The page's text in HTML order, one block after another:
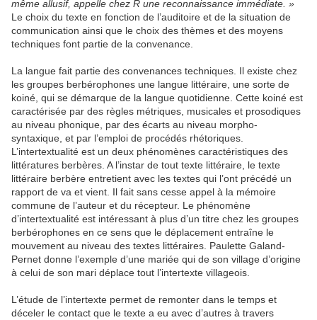
même allusif, appelle chez R une reconnaissance immédiate. »
Le choix du texte en fonction de l’auditoire et de la situation de
communication ainsi que le choix des thèmes et des moyens
techniques font partie de la convenance.
La langue fait partie des convenances techniques. Il existe chez
les groupes berbérophones une langue littéraire, une sorte de
koiné, qui se démarque de la langue quotidienne. Cette koiné est
caractérisée par des règles métriques, musicales et prosodiques
au niveau phonique, par des écarts au niveau morpho-
syntaxique, et par l’emploi de procédés rhétoriques.
L’intertextualité est un deux phénomènes caractéristiques des
littératures berbères. A l’instar de tout texte littéraire, le texte
littéraire berbère entretient avec les textes qui l’ont précédé un
rapport de va et vient. Il fait sans cesse appel à la mémoire
commune de l’auteur et du récepteur. Le phénomène
d’intertextualité est intéressant à plus d’un titre chez les groupes
berbérophones en ce sens que le déplacement entraîne le
mouvement au niveau des textes littéraires. Paulette Galand-
Pernet donne l’exemple d’une mariée qui de son village d’origine
à celui de son mari déplace tout l’intertexte villageois.
L’étude de l’intertexte permet de remonter dans le temps et
déceler le contact que le texte a eu avec d’autres à travers